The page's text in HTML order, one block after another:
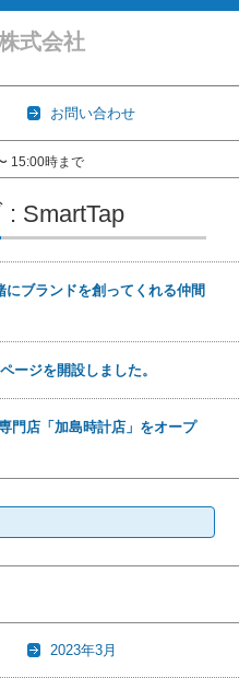
式会社
お問い合わせ
15:00時まで
SmartTap
にブランドを創ってくれる仲間
ージを開設しました。
門店「加島時計店」をオープ
2023年3月